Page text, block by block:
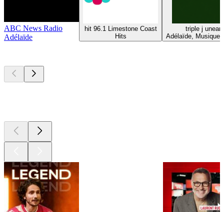
ABC News Radio
Adélaïde
hit 96.1 Limestone Coast
Hits
triple j
Adélaïde, Musique